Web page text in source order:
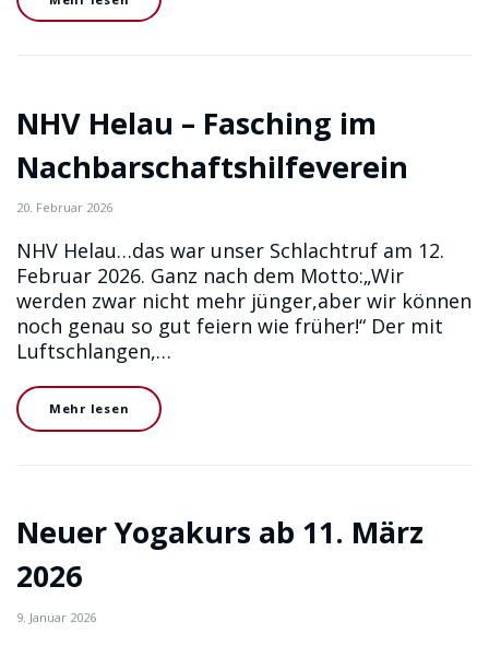
NHV Helau – Fasching im
Nachbarschaftshilfeverein
20. Februar 2026
NHV Helau…das war unser Schlachtruf am 12.
Februar 2026. Ganz nach dem Motto:„Wir
werden zwar nicht mehr jünger,aber wir können
noch genau so gut feiern wie früher!“ Der mit
Luftschlangen,…
Mehr lesen
Neuer Yogakurs ab 11. März
2026
9. Januar 2026